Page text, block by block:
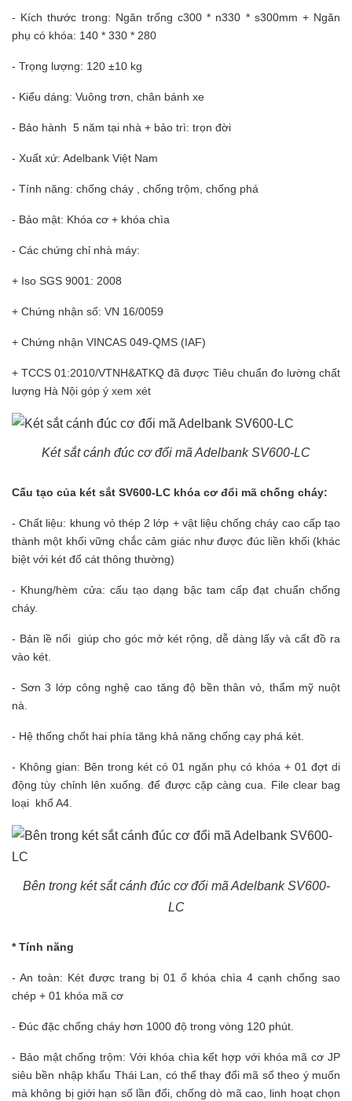
- Kích thước trong: Ngăn trống c300 * n330 * s300mm + Ngăn
phụ có khóa: 140 * 330 * 280
- Trọng lượng: 120 ±10 kg
- Kiểu dáng: Vuông trơn, chân bánh xe
- Bảo hành 5 năm tại nhà + bảo trì: trọn đời
- Xuất xứ: Adelbank Việt Nam
- Tính năng: chống cháy , chống trộm, chống phá
- Bảo mật: Khóa cơ + khóa chìa
- Các chứng chỉ nhà máy:
+ Iso SGS 9001: 2008
+ Chứng nhận số: VN 16/0059
+ Chứng nhận VINCAS 049-QMS (IAF)
+ TCCS 01:2010/VTNH&ATKQ đã được Tiêu chuẩn đo lường chất
lượng Hà Nội góp ý xem xét
Két sắt cánh đúc cơ đổi mã Adelbank SV600-LC
Cấu tạo của két sắt SV600-LC khóa cơ đổi mã chống cháy:
- Chất liệu: khung vỏ thép 2 lớp + vật liệu chống cháy cao cấp tạo
thành một khối vững chắc cảm giác như được đúc liền khối (khác
biệt với két đổ cát thông thường)
- Khung/hèm cửa: cấu tạo dạng bậc tam cấp đạt chuẩn chống
cháy.
- Bản lề nổi giúp cho góc mở két rộng, dễ dàng lấy và cất đồ ra
vào két.
- Sơn 3 lớp công nghệ cao tăng độ bền thân vỏ, thẩm mỹ nuột
nà.
- Hệ thống chốt hai phía tăng khả năng chống cạy phá két.
- Không gian: Bên trong két có 01 ngăn phụ có khóa + 01 đợt di
động tùy chỉnh lên xuống. để được cặp càng cua. File clear bag
loại khổ A4.
Bên trong két sắt cánh đúc cơ đổi mã Adelbank SV600-
LC
* Tính năng
- An toàn: Két được trang bị 01 ổ khóa chìa 4 cạnh chống sao
chép + 01 khóa mã cơ
- Đúc đặc chống cháy hơn 1000 độ trong vòng 120 phút.
- Bảo mật chống trộm: Với khóa chìa kết hợp với khóa mã cơ JP
siêu bền nhập khẩu Thái Lan, có thể thay đổi mã số theo ý muốn
mà không bị giới hạn số lần đổi, chống dò mã cao, linh hoạt chọn